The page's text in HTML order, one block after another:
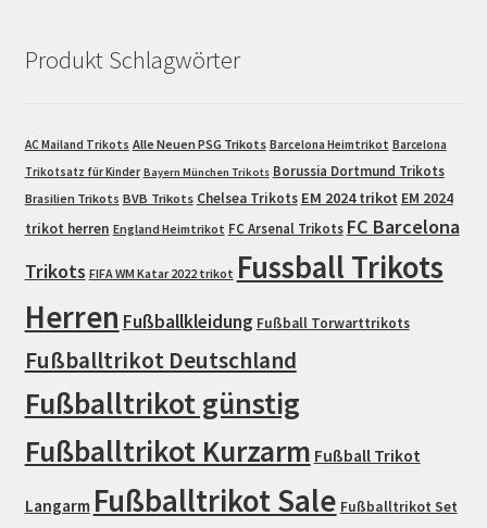
Produkt Schlagwörter
AC Mailand Trikots Alle Neuen PSG Trikots Barcelona Heimtrikot Barcelona
Trikotsatz für Kinder Bayern München Trikots Borussia Dortmund Trikots
Brasilien Trikots BVB Trikots Chelsea Trikots EM 2024 trikot EM 2024
trikot herren England Heimtrikot FC Arsenal Trikots FC Barcelona
Trikots FIFA WM Katar 2022 trikot Fussball Trikots
Herren Fußballkleidung Fußball Torwarttrikots
Fußballtrikot Deutschland
Fußballtrikot günstig
Fußballtrikot Kurzarm Fußball Trikot
Langarm Fußballtrikot Sale Fußballtrikot Set